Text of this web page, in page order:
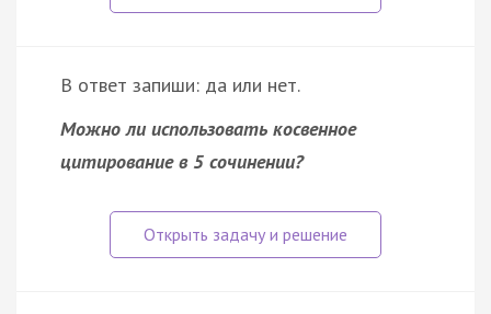
В ответ запиши: да или нет.
Можно ли использовать косвенное
цитирование в 5 сочинении?